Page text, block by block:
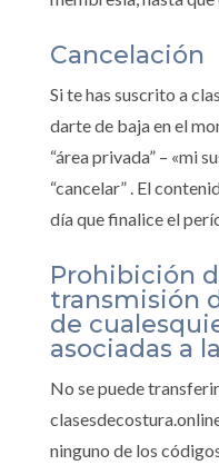
Cancelación
Si te has suscrito a
darte de baja en el
“área privada” – «mi
“cancelar” . El
día que finalice el
Prohibición
transmisión
de
asociadas a
No se puede
ninguno de los